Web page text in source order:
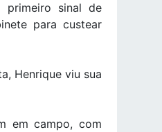
primeiro sinal de
para custear
Henrique viu sua
em campo, com